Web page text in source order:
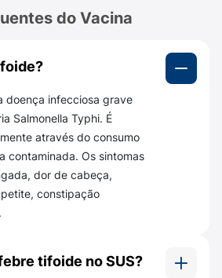
contra aSalmonella
costuma aparecer em 2 a 3
febre tifóide Sanofi protege
febre tifóide causada pela
. Aqui é importante alinhar
vacinanão protege
Salmonella paratyphi
salmoneloses “não
cuidados com água e
sendo parte do “kit
do Vacina
doença infecciosa grave
Salmonella Typhi. É
através do consumo
contaminada. Os sintomas
dor de cabeça,
constipação
tifoide no SUS?